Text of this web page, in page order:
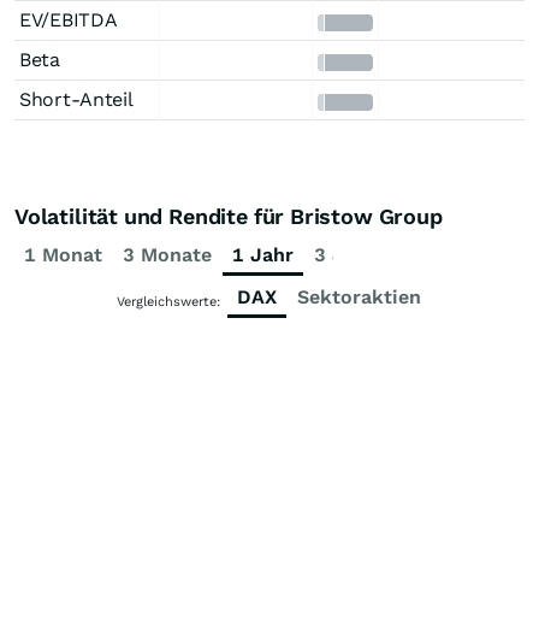
EV/EBITDA
Beta
Short-Anteil
Volatilität und Rendite für Bristow Group
1 Monat 3 Monate 1 Jahr 3 Jahre
Vergleichswerte: DAX Sektoraktien